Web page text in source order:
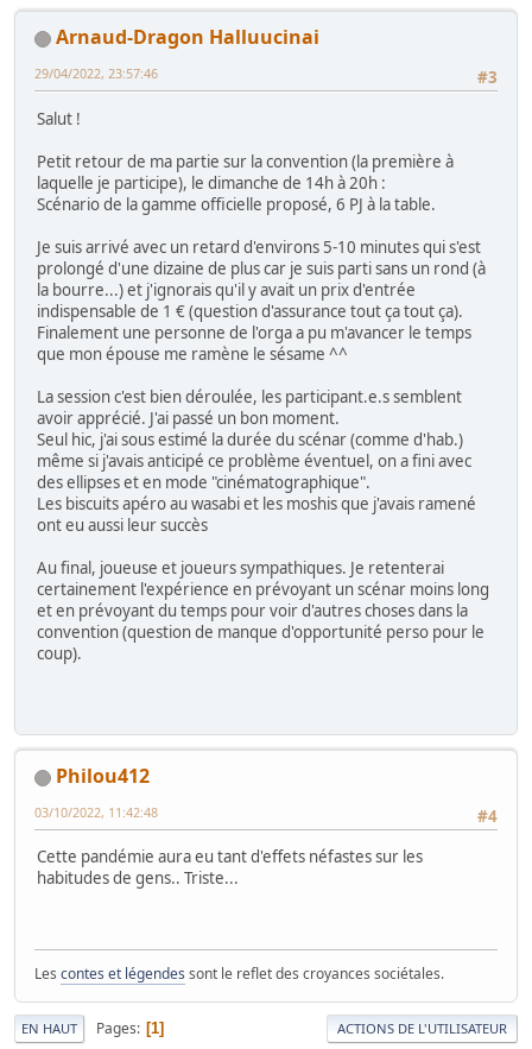
Arnaud-Dragon Halluucinai
#3
29/04/2022, 23:57:46
Salut !
Petit retour de ma partie sur la convention (la première à
laquelle je participe), le dimanche de 14h à 20h :
Scénario de la gamme officielle proposé, 6 PJ à la table.
Je suis arrivé avec un retard d'environs 5-10 minutes qui s'est
prolongé d'une dizaine de plus car je suis parti sans un rond (à
la bourre...) et j'ignorais qu'il y avait un prix d'entrée
indispensable de 1 € (question d'assurance tout ça tout ça).
Finalement une personne de l'orga a pu m'avancer le temps
que mon épouse me ramène le sésame ^^
La session c'est bien déroulée, les participant.e.s semblent
avoir apprécié. J'ai passé un bon moment.
Seul hic, j'ai sous estimé la durée du scénar (comme d'hab.)
même si j'avais anticipé ce problème éventuel, on a fini avec
des ellipses et en mode "cinématographique".
Les biscuits apéro au wasabi et les moshis que j'avais ramené
ont eu aussi leur succès
Au final, joueuse et joueurs sympathiques. Je retenterai
certainement l'expérience en prévoyant un scénar moins long
et en prévoyant du temps pour voir d'autres choses dans la
convention (question de manque d'opportunité perso pour le
coup).
Philou412
#4
03/10/2022, 11:42:48
Cette pandémie aura eu tant d'effets néfastes sur les
habitudes de gens.. Triste...
Les contes et légendes sont le reflet des croyances sociétales.
EN HAUT Pages 1 ACTIONS DE L'UTILISATEUR